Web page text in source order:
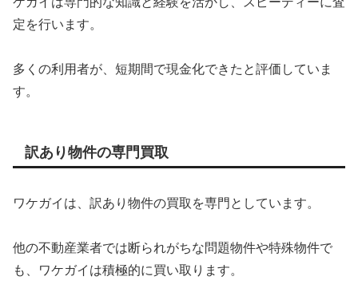
定を行います。
多くの利用者が、短期間で現金化できたと評価していま
す。
訳あり物件の専門買取
ワケガイは、訳あり物件の買取を専門としています。
他の不動産業者では断られがちな問題物件や特殊物件で
も、ワケガイは積極的に買い取ります。